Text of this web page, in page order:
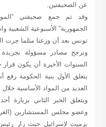
عن الصحيفتين.
وقد تم جمع صحيفتي
الجمهورية” الأسبوعية الشعبية
تونس بعد أن وزعتا مثلما جرت
وترجح مصادر مسؤولة بجريدة
السنوات الأخيرة أن يكون
يتعلق الأول بنية الحكومة
العديد من المواد الأساسية خلال
ويتعلق الخبر الثاني بزيارة
وعضو مجلس المستشارين
بزميت لإسرائيل حيث زار